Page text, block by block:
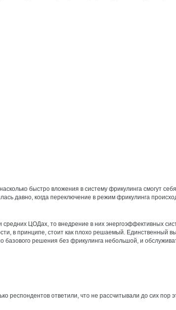
быстро вложения в систему фрикулинга смогут
давно, когда переключение в режим фрикулинга
ЦОДах, то внедрение в них энергоэффективных
в принципе, стоит как плохо решаемый. Единственный
базового решения без фрикулинга небольшой, и
респондентов ответили, что не рассчитывали до сих пор